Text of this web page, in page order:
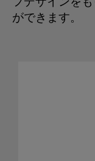
フデザインを
ができます。